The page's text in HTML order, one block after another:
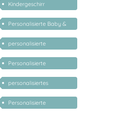
Kindergeschirr
personalisiert
Personalisierte Baby &
Kind Geschenke
personalisierte
Geschenke für Babys
Personalisierte
Geschenke für Kinder
personalisiertes
Babygeschenk
Personalisierte